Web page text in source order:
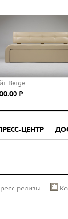
Beige
⃏
ЦЕНТР
релизы